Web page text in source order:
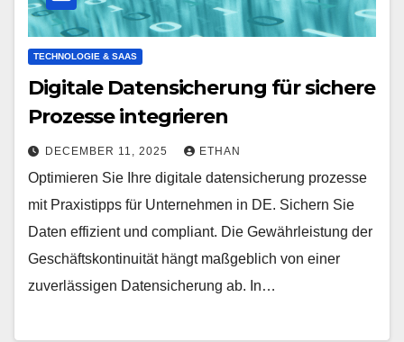
TECHNOLOGIE & SAAS
Digitale Datensicherung für sichere
Prozesse integrieren
DECEMBER 11, 2025 ETHAN
Optimieren Sie Ihre digitale datensicherung prozesse
mit Praxistipps für Unternehmen in DE. Sichern Sie
Daten effizient und compliant. Die Gewährleistung der
Geschäftskontinuität hängt maßgeblich von einer
zuverlässigen Datensicherung ab. In…